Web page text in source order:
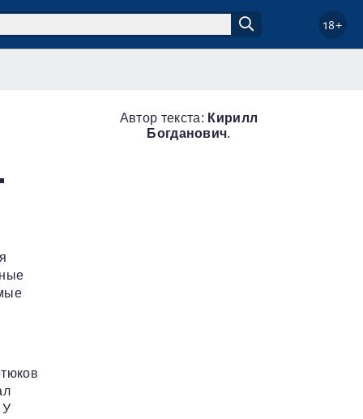
18+
У
Автор текста: Кирилл
Богданович.